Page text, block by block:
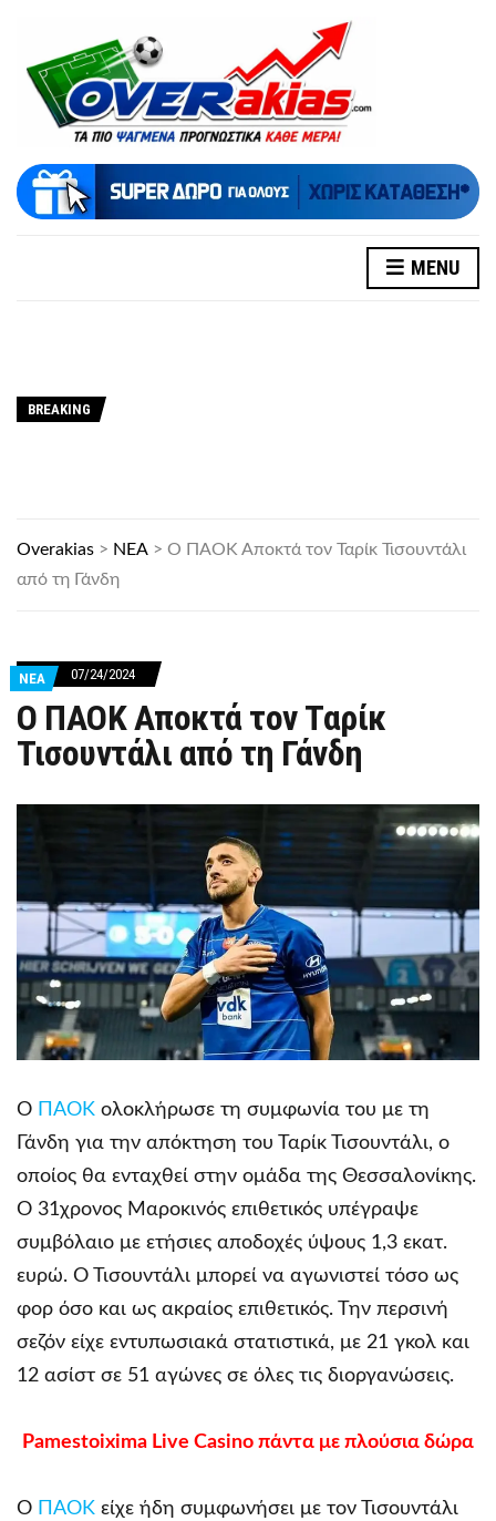
MENU
BREAKING
Overakias > ΝΕΑ > Ο ΠΑΟΚ Αποκτά τον Ταρίκ Τισουντάλι
από τη Γάνδη
ΝΕΑ 07/24/2024
Ο ΠΑΟΚ Αποκτά τον Ταρίκ
Τισουντάλι από τη Γάνδη
Ο ΠΑΟΚ ολοκλήρωσε τη συμφωνία του με τη
Γάνδη για την απόκτηση του Ταρίκ Τισουντάλι, ο
οποίος θα ενταχθεί στην ομάδα της Θεσσαλονίκης.
Ο 31χρονος Μαροκινός επιθετικός υπέγραψε
συμβόλαιο με ετήσιες αποδοχές ύψους 1,3 εκατ.
ευρώ. Ο Τισουντάλι μπορεί να αγωνιστεί τόσο ως
φορ όσο και ως ακραίος επιθετικός. Την περσινή
σεζόν είχε εντυπωσιακά στατιστικά, με 21 γκολ και
12 ασίστ σε 51 αγώνες σε όλες τις διοργανώσεις.
Pamestoixima Live Casino πάντα με πλούσια δώρα
Ο ΠΑΟΚ είχε ήδη συμφωνήσει με τον Τισουντάλι